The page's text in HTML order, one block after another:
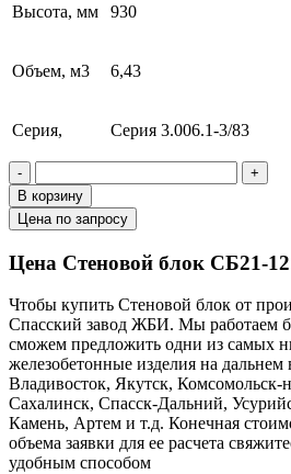
Высота, мм 930
Объем, м3 6,43
Серия, Серия 3.006.1-3/83
-
+
В корзину
Цена по запросу
Цена Стеновой блок СБ21-12
Чтобы купить Стеновой блок от
Cпасский завод ЖБИ. Мы работаем
сможем предложить одни из самых
железобетонные изделия на дальнем
Владивосток, Якутск,
Сахалинск, Спасск-Дальний,
Камень, Артем и т.д. Конечная
объема заявки для ее расчета
удобным способом